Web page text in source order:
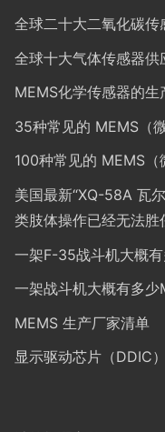
全球二十大二氧化碳传
全球十大气体传感器供
MEMS化学传感器的生
35种常见的 MEMS（
100种常见的 MEMS
美国最新“XQ-58A 瓦
类肢体操作已经无法胜
一架F-35战斗机大概
一架战斗机大概有多少
MEMS 生产厂家清单
显示驱动芯片（DDIC